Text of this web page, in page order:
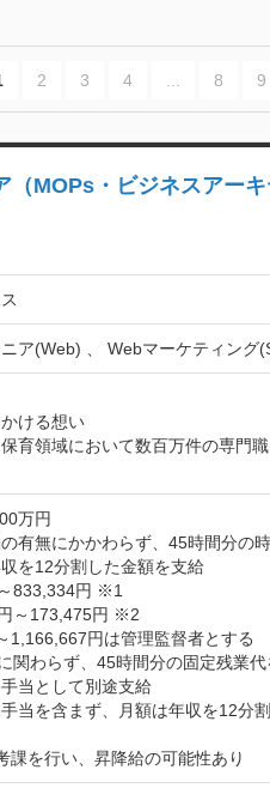
2 3 4 8 9
MOPs・ビジネスアーキ
ア(Web) 、 Webマーケティング
ける想い
育領域において数百万件の専門
万円
有無にかかわらず、45時間分の
を12分割した金額を支給
833,334円 ※1
～173,475円 ※2
円は管理監督者とする
関わらず、45時間分の固定残業
として別途支給
を含まず、月額は年収を12分
課を行い、昇降給の可能性あり